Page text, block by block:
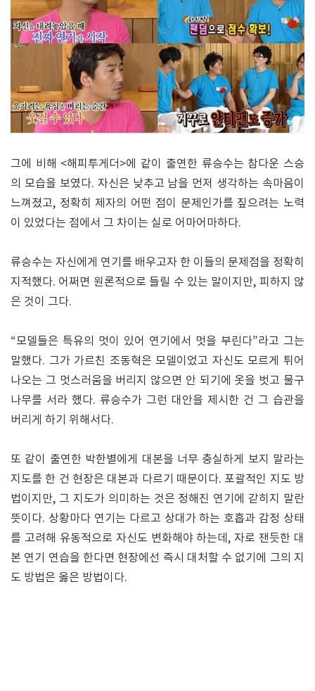
그에 비해 <해피투게더>에 같이 출연한 류승수는 참다운 스승
의 모습을 보였다. 자신은 낮추고 남을 먼저 생각하는 속마음이
느껴졌고, 정확히 제자의 어떤 점이 문제인가를 짚으려는 노력
이 있었다는 점에서 그 차이는 실로 어마어마하다.
류승수는 자신에게 연기를 배우고자 한 이들의 문제점을 정확히
지적했다. 어쩌면 원론적으로 들릴 수 있는 말이지만, 피하지 않
은 것이 그다.
“모델들은 특유의 멋이 있어 연기에서 멋을 부린다”라고 그는
말했다. 그가 가르친 조동혁은 모델이었고 자신도 모르게 튀어
나오는 그 멋스러움을 버리지 않으면 안 되기에 옷을 벗고 물구
나무를 서라 했다. 류승수가 그런 대안을 제시한 건 그 습관을
버리게 하기 위해서다.
또 같이 출연한 박한별에게 대본을 너무 충실하게 보지 말라는
지도를 한 건 현장은 대본과 다르기 때문이다. 포괄적인 지도 방
법이지만, 그 지도가 의미하는 것은 정해진 연기에 갇히지 말란
뜻이다. 상황마다 연기는 다르고 상대가 하는 호흡과 감정 상태
를 고려해 유동적으로 자신도 변화해야 하는데, 자로 잰듯한 대
본 연기 연습을 한다면 현장에선 즉시 대처할 수 없기에 그의 지
도 방법은 옳은 방법이다.